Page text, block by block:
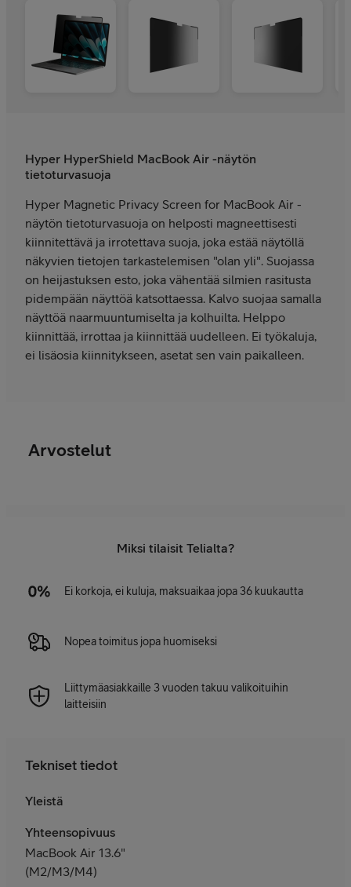
Hyper HyperShield MacBook Air -näytön
tietoturvasuoja
Hyper Magnetic Privacy Screen for MacBook Air -
näytön tietoturvasuoja on helposti magneettisesti
kiinnitettävä ja irrotettava suoja, joka estää näytöllä
näkyvien tietojen tarkastelemisen "olan yli". Suojassa
on heijastuksen esto, joka vähentää silmien rasitusta
pidempään näyttöä katsottaessa. Kalvo suojaa samalla
näyttöä naarmuuntumiselta ja kolhuilta. Helppo
kiinnittää, irrottaa ja kiinnittää uudelleen. Ei työkaluja,
ei lisäosia kiinnitykseen, asetat sen vain paikalleen.
Arvostelut
Miksi tilaisit Telialta?
Ei korkoja, ei kuluja, maksuaikaa jopa 36 kuukautta
Nopea toimitus jopa huomiseksi
Liittymäasiakkaille 3 vuoden takuu valikoituihin
laitteisiin
Tekniset tiedot
Yleistä
Yhteensopivuus
MacBook Air 13.6"
(M2/M3/M4)